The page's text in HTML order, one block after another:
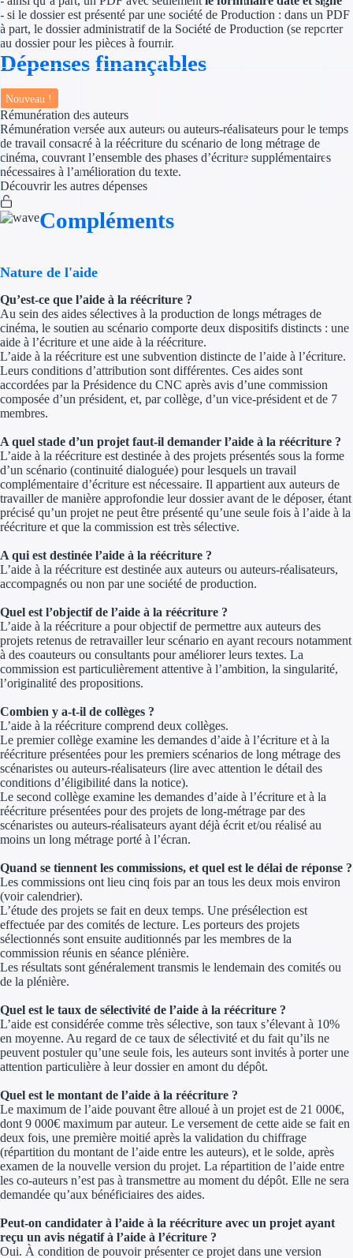
Aides par
Solutions MAPi
Territoires
Régions de A à H
Aides Région
Aides Région
Aides Région
Aides Région
Régions de I à P
Aides Région Île-
Aides Région
Aides Région
Aides Région
Outre-mer
Aides Région
Aides Région
Aides Région
Aides Région
Aides Région
Aides Nationales
Aides Européennes
Nos tarifs
Recherche autonome
Accompagnement
- si le dossier est présenté par une société de Production : dans un PDF
à part, le dossier administratif de la Société de Production (se reporter
au dossier pour les pièces à fournir.
Dépenses finançables
Nouveau !
Rémunération des auteurs
Rémunération versée aux auteurs ou auteurs-réalisateurs pour le temps
de travail consacré à la réécriture du scénario de long métrage de
cinéma, couvrant l’ensemble des phases d’écriture supplémentaires
nécessaires à l’amélioration du texte.
Découvrir les autres dépenses
Compléments
Nature de l'aide
Qu’est-ce que l’aide à la réécriture ?
Au sein des aides sélectives à la production de longs métrages de
cinéma, le soutien au scénario comporte deux dispositifs distincts : une
aide à l’écriture et une aide à la réécriture.
L’aide à la réécriture est une subvention distincte de l’aide à l’écriture.
Leurs conditions d’attribution sont différentes. Ces aides sont
accordées par la Présidence du CNC après avis d’une commission
composée d’un président, et, par collège, d’un vice-président et de 7
membres.
A quel stade d’un projet faut-il demander l’aide à la réécriture ?
L’aide à la réécriture est destinée à des projets présentés sous la forme
d’un scénario (continuité dialoguée) pour lesquels un travail
complémentaire d’écriture est nécessaire. Il appartient aux auteurs de
travailler de manière approfondie leur dossier avant de le déposer, étant
précisé qu’un projet ne peut être présenté qu’une seule fois à l’aide à la
réécriture et que la commission est très sélective.
A qui est destinée l’aide à la réécriture ?
L’aide à la réécriture est destinée aux auteurs ou auteurs-réalisateurs,
accompagnés ou non par une société de production.
Quel est l’objectif de l’aide à la réécriture ?
L’aide à la réécriture a pour objectif de permettre aux auteurs des
projets retenus de retravailler leur scénario en ayant recours notamment
à des coauteurs ou consultants pour améliorer leurs textes. La
commission est particulièrement attentive à l’ambition, la singularité,
l’originalité des propositions.
Combien y a-t-il de collèges ?
L’aide à la réécriture comprend deux collèges.
Le premier collège examine les demandes d’aide à l’écriture et à la
réécriture présentées pour les premiers scénarios de long métrage des
scénaristes ou auteurs-réalisateurs (lire avec attention le détail des
conditions d’éligibilité dans la notice).
Le second collège examine les demandes d’aide à l’écriture et à la
réécriture présentées pour des projets de long-métrage par des
scénaristes ou auteurs-réalisateurs ayant déjà écrit et/ou réalisé au
moins un long métrage porté à l’écran.
Quand se tiennent les commissions, et quel est le délai de réponse ?
Les commissions ont lieu cinq fois par an tous les deux mois environ
(voir calendrier).
L’étude des projets se fait en deux temps. Une présélection est
effectuée par des comités de lecture. Les porteurs des projets
sélectionnés sont ensuite auditionnés par les membres de la
commission réunis en séance plénière.
Les résultats sont généralement transmis le lendemain des comités ou
de la plénière.
Quel est le taux de sélectivité de l’aide à la réécriture ?
L’aide est considérée comme très sélective, son taux s’élevant à 10%
en moyenne. Au regard de ce taux de sélectivité et du fait qu’ils ne
peuvent postuler qu’une seule fois, les auteurs sont invités à porter une
attention particulière à leur dossier en amont du dépôt.
Quel est le montant de l’aide à la réécriture ?
Le maximum de l’aide pouvant être alloué à un projet est de 21 000€,
dont 9 000€ maximum par auteur. Le versement de cette aide se fait en
deux fois, une première moitié après la validation du chiffrage
(répartition du montant de l’aide entre les auteurs), et le solde, après
examen de la nouvelle version du projet. La répartition de l’aide entre
les co-auteurs n’est pas à transmettre au moment du dépôt. Elle ne sera
demandée qu’aux bénéficiaires des aides.
Peut-on candidater à l’aide à la réécriture avec un projet ayant
reçu un avis négatif à l’aide à l’écriture ?
Oui. À condition de pouvoir présenter ce projet dans une version